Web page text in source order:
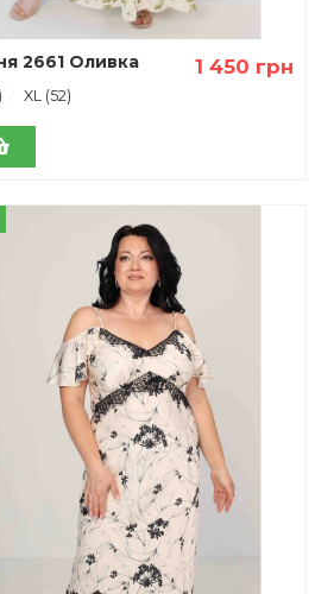
1 450 грн
2661 Оливка
XL (52)